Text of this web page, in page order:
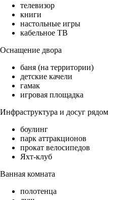
телевизор
книги
настольные игры
кабельное ТВ
Оснащение двора
баня (на территории)
детские качели
гамак
игровая площадка
Инфраструктура и досуг рядом
боулинг
парк аттракционов
прокат велосипедов
Яхт-клуб
Ванная комната
полотенца